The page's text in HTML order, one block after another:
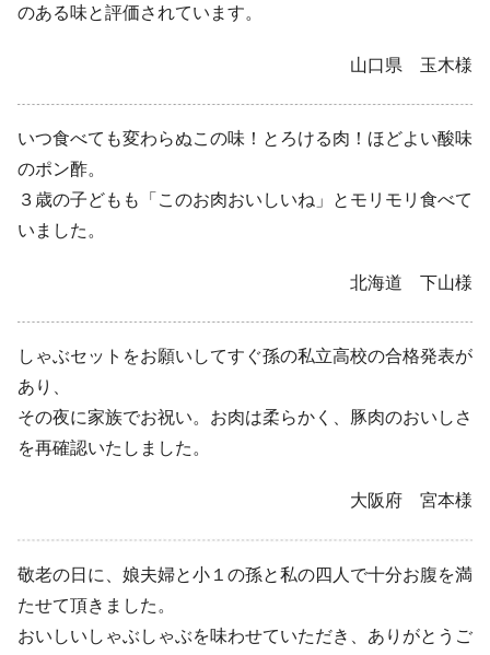
のある味と評価されています。
山口県 玉木様
いつ食べても変わらぬこの味！とろける肉！ほどよい酸味
のポン酢。
３歳の子どもも「このお肉おいしいね」とモリモリ食べて
いました。
北海道 下山様
しゃぶセットをお願いしてすぐ孫の私立高校の合格発表が
あり、
その夜に家族でお祝い。お肉は柔らかく、豚肉のおいしさ
を再確認いたしました。
大阪府 宮本様
敬老の日に、娘夫婦と小１の孫と私の四人で十分お腹を満
たせて頂きました。
おいしいしゃぶしゃぶを味わせていただき、ありがとうご